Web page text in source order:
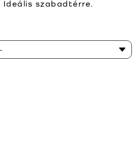
Ideális szabadtérre.